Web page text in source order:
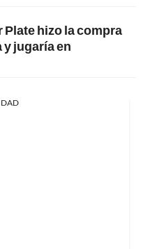
Plate hizo la compra
y jugaría en